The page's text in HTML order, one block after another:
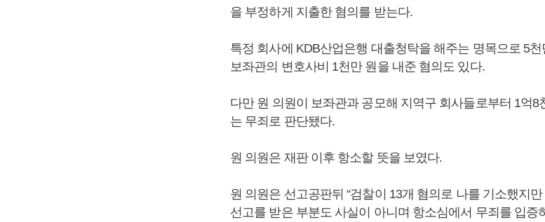
을 부정하게 지출한 혐의를 받는다.
특정 회사에 KDB산업은행 대출청탁을 해주는 명목으로 5
보좌관의 변호사비 1천만 원을 내준 혐의도 있다.
다만 원 의원이 보좌관과 공모해 지역구 회사들로부터 1억8
는 무죄로 판단됐다.
원 의원은 재판 이후 항소할 뜻을 보였다.
원 의원은 선고공판뒤 “검찰이 13개 혐의로 나를 기소했지
선고를 받은 부분도 사실이 아니며 항소심에서 무죄를 입증